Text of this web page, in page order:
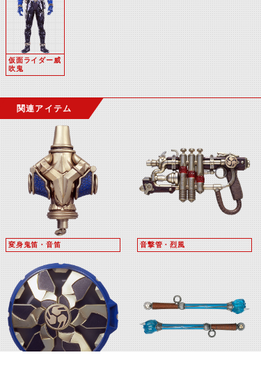
仮面ライダー威
吹鬼
関連アイテム
変身鬼笛・音笛 音撃管・烈風